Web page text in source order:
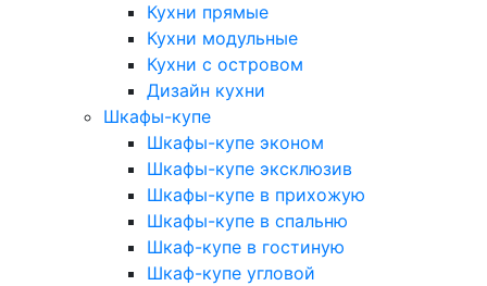
Кухни прямые
Кухни модульные
Кухни с островом
Дизайн кухни
Шкафы-купе
Шкафы-купе эконом
Шкафы-купе эксклюзив
Шкафы-купе в прихожую
Шкафы-купе в спальню
Шкаф-купе в гостиную
Шкаф-купе угловой